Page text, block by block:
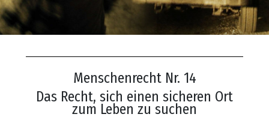
Video
Menschenrecht Nr. 14
Das Recht, sich einen sicheren Ort
zum Leben zu suchen